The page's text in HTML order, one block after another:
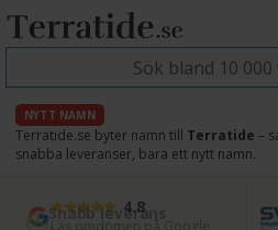
NYTT NAMN
Terratide.se byter namn till Terratide –
snabba leveranser, bara ett nytt namn.
4.8
Snabb leverans